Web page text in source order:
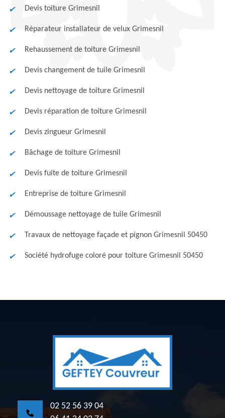
Devis toiture Grimesnil
Réparateur installateur de velux Grimesnil
Rehaussement de toiture Grimesnil
Devis changement de tuile Grimesnil
Devis nettoyage de toiture Grimesnil
Devis réparation de toiture Grimesnil
Devis zingueur Grimesnil
Bâchage de toiture Grimesnil
Devis fuite de toiture Grimesnil
Entreprise de toiture Grimesnil
Démoussage nettoyage de tuile Grimesnil
Travaux de nettoyage façade et pignon Grimesnil 50450
Société hydrofuge coloré pour toiture Grimesnil 50450
02 52 56 39 04